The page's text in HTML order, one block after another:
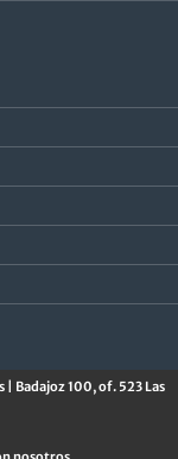
Badajoz 100, of. 523 Las